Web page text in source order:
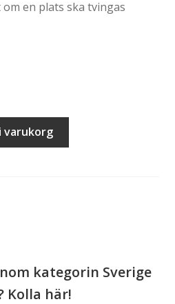
en plats ska tvingas
varukorg
kategorin Sverige
Kolla här!